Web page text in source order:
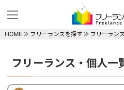
HOME フリーランスを探す フリーラン
フリーランス・個人一